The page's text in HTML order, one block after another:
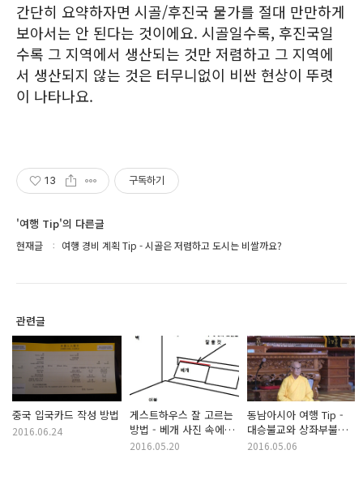
간단히 요약하자면 시골/후진국 물가를 절대 만만하게
보아서는 안 된다는 것이에요. 시골일수록, 후진국일
수록 그 지역에서 생산되는 것만 저렴하고 그 지역에
서 생산되지 않는 것은 터무니없이 비싼 현상이 뚜렷
이 나타나요.
13 구독하기
'여행 Tip'의 다른글
현재글 여행 경비 계획 Tip - 시골은 저렴하고 도시는 비쌀까요?
관련글
중국 입국카드 작성 방법
2016.06.24
게스트하우스 잘 고르는
방법 - 베개 사진 속에
객실 크기가 있다
2016.05.20
동남아시아 여행 Tip -
대승불교와 상좌부불교
차이점 세 가지
2016.05.06